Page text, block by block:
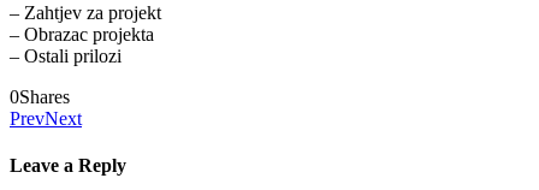
– Zahtjev za projekt
– Obrazac projekta
– Ostali prilozi
0Shares
PrevNext
Leave a Reply